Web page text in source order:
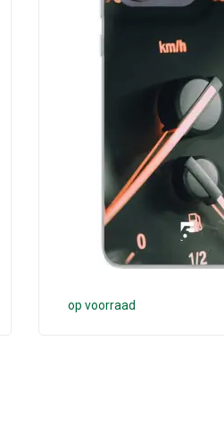
op voorraad